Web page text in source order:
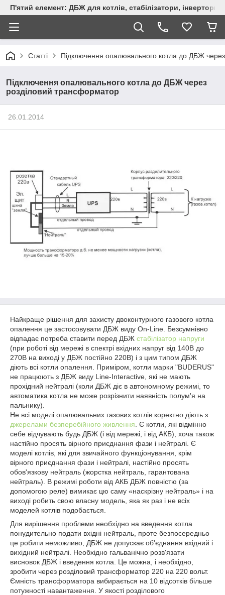
П'ятий елемент: ДБЖ для котлів, стабілізатори, інвертори,
Статті Підключення опалювального котла до ДБЖ
Підключення опалювального котла до ДБЖ через
розділовий трансформатор
26.01.2014
Найкраще рішення для захисту двоконтурного газового котла
опалення це застосовувати ДБЖ виду On-Line. Безсумнівно
відпадає потреба ставити перед ДБЖ стабілізатор напруги
(при роботі від мережі в спектрі вхідних напруг від 140В до
270В на виході у ДБЖ постійно 220В) і з цим типом ДБЖ
діють всі котли опалення. Приміром, котли марки "BUDERUS"
не працюють з ДБЖ виду Line-Interactive, які не мають
прохідний нейтралі (коли ДБЖ діє в автономному режимі, то
автоматика котла не може розрізнити наявність полум'я на
пальнику).
Не всі моделі опалювальних газових котлів коректно діють з
джерелами безперебійного живлення . Є котли, які відмінно
себе відчувають будь ДБЖ (і від мережі, і від АКБ), хоча також
настійно просять вірного приєднання фази і нейтралі. Є
моделі котлів, які для звичайного функціонування, крім
вірного приєднання фази і нейтралі, настійно просять
обов'язкову нейтраль (жорстка нейтраль, гарантована
нейтраль). В режимі роботи від АКБ ДБЖ повністю (за
допомогою реле) вимикає цю саму «наскрізну нейтраль» і на
виході робить свою власну модель, яка як раз і не всіх
моделей котлів подобається.
Для вирішення проблеми необхідно на введення котла
понудительно подати вхідні нейтраль, проте безпосередньо
це робити неможливо, ДБЖ не допускає об'єднання вхідний і
вихідний нейтралі. Необхідно гальванічно розв'язати
висновок ДБЖ і введення котла. Це можна, і необхідно,
зробити через розділовий трансформатор 220 на 220 вольт.
Ємність трансформатора вибирається на 10 відсотків більше
потужності навантаження. У якості розділового